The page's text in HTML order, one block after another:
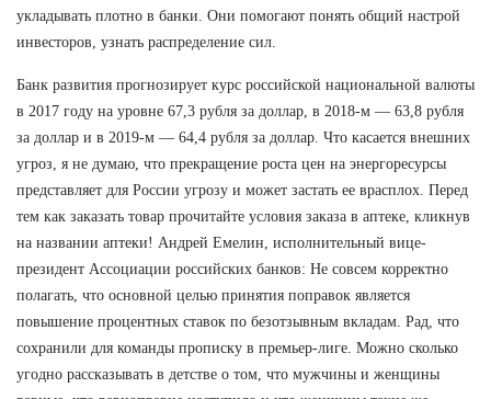
укладывать плотно в банки. Они помогают понять общий настрой
инвесторов, узнать распределение сил.
Банк развития прогнозирует курс российской национальной валюты
в 2017 году на уровне 67,3 рубля за доллар, в 2018-м — 63,8 рубля
за доллар и в 2019-м — 64,4 рубля за доллар. Что касается внешних
угроз, я не думаю, что прекращение роста цен на энергоресурсы
представляет для России угрозу и может застать ее врасплох. Перед
тем как заказать товар прочитайте условия заказа в аптеке, кликнув
на названии аптеки! Андрей Емелин, исполнительный вице-
президент Ассоциации российских банков: Не совсем корректно
полагать, что основной целью принятия поправок является
повышение процентных ставок по безотзывным вкладам. Рад, что
сохранили для команды прописку в премьер-лиге. Можно сколько
угодно рассказывать в детстве о том, что мужчины и женщины